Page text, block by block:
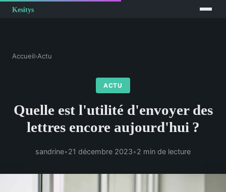
Accueil›Actu
ACTU
Quelle est l'utilité d'envoyer des
lettres encore aujourd'hui ?
sandrine•21 décembre 2023•2 min de lecture